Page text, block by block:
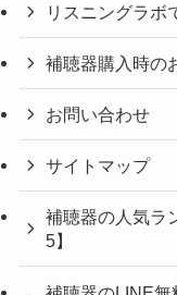
リスニングラボ
補聴器購入時の
お問い合わせ
サイトマップ
補聴器の人気ラ
5】